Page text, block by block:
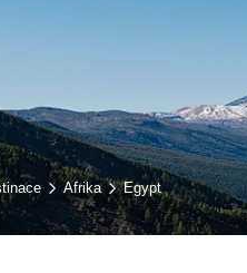
Afrika Egypt